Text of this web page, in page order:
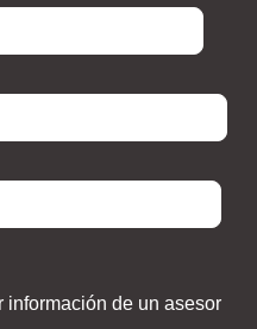
información de un asesor